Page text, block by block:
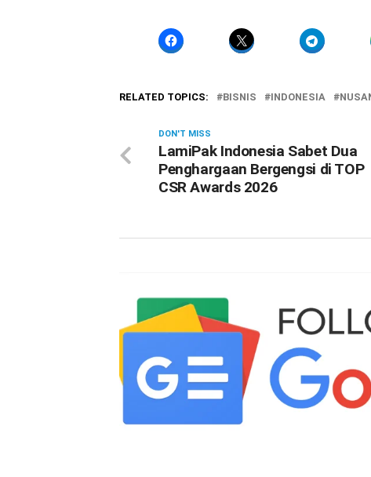
RELATED TOPICS: BISNIS INDONESIA
DON'T MISS
LamiPak Indonesia Sabet Dua
Penghargaan Bergengsi di TOP
CSR Awards 2026